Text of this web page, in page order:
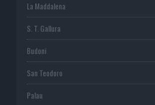
La Maddalena
S. T. Gallura
Budoni
San Teodoro
Palau